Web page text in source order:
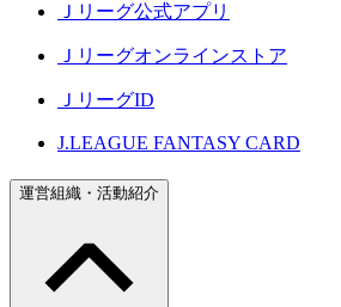
Ｊリーグ公式アプリ
Ｊリーグオンラインストア
ＪリーグID
J.LEAGUE FANTASY CARD
運営組織・活動紹介